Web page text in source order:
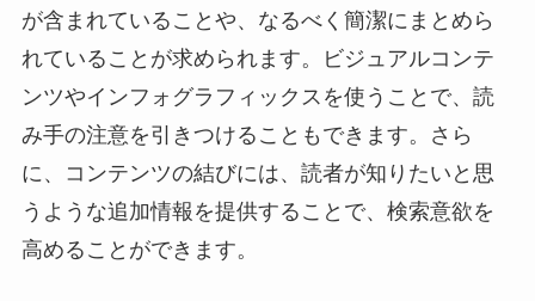
が含まれていることや、なるべく簡潔にまとめら
れていることが求められます。ビジュアルコンテ
ンツやインフォグラフィックスを使うことで、読
み手の注意を引きつけることもできます。さら
に、コンテンツの結びには、読者が知りたいと思
うような追加情報を提供することで、検索意欲を
高めることができます。